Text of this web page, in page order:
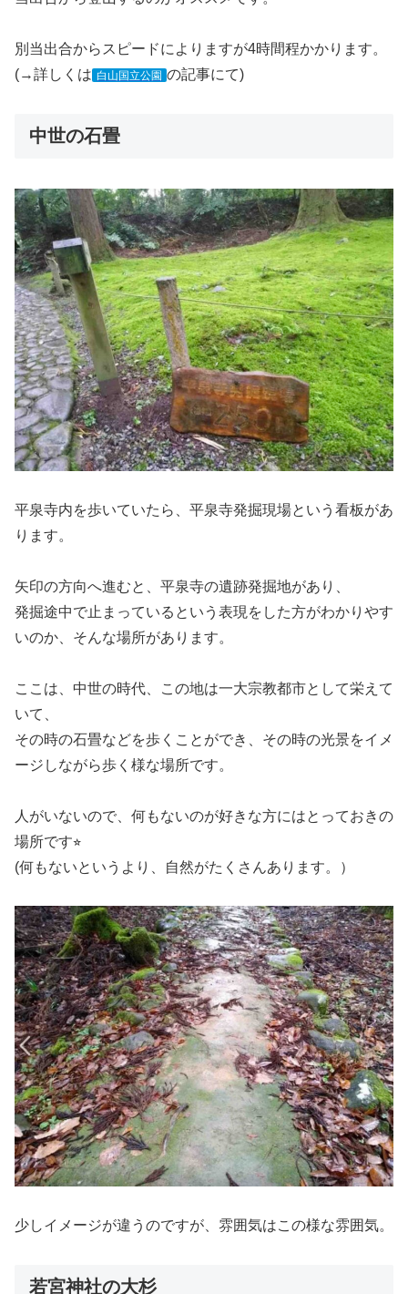
別当出合からスピードによりますが4時間程かかります。
(→詳しくは 白山国立公園 の記事にて)
中世の石畳
平泉寺内を歩いていたら、平泉寺発掘現場という看板があ
ります。
矢印の方向へ進むと、平泉寺の遺跡発掘地があり、
発掘途中で止まっているという表現をした方がわかりやす
いのか、そんな場所があります。
ここは、中世の時代、この地は一大宗教都市として栄えて
いて、
その時の石畳などを歩くことができ、その時の光景をイメ
ージしながら歩く様な場所です。
人がいないので、何もないのが好きな方にはとっておきの
場所です⭐︎
(何もないというより、自然がたくさんあります。）
少しイメージが違うのですが、雰囲気はこの様な雰囲気。
若宮神社の大杉